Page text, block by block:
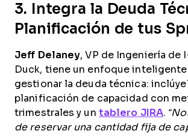
3. Integra la Deuda
Planificación de tus
Jeff Delaney, VP de Ingeniería de
Duck, tiene un enfoque inteligente
gestionar la deuda técnica:
planificación de capacidad con
trimestrales y un tablero JIRA.
de reservar una cantidad fija de